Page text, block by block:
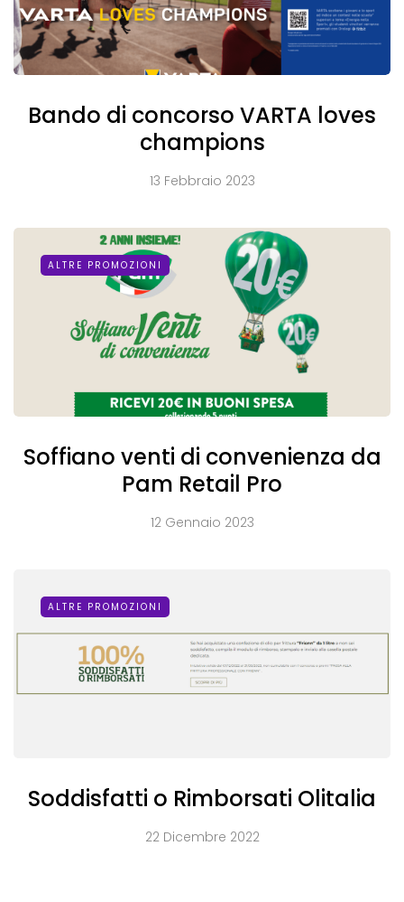
Bando di concorso VARTA loves
champions
13 Febbraio 2023
ALTRE PROMOZIONI
Soffiano venti di convenienza da
Pam Retail Pro
12 Gennaio 2023
ALTRE PROMOZIONI
Soddisfatti o Rimborsati Olitalia
22 Dicembre 2022